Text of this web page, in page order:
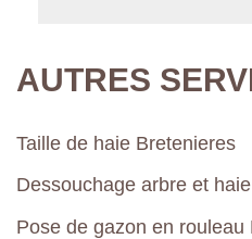
AUTRES
Taille de haie Bretenieres
Dessouchage arbre et
Pose de gazon en rouleau